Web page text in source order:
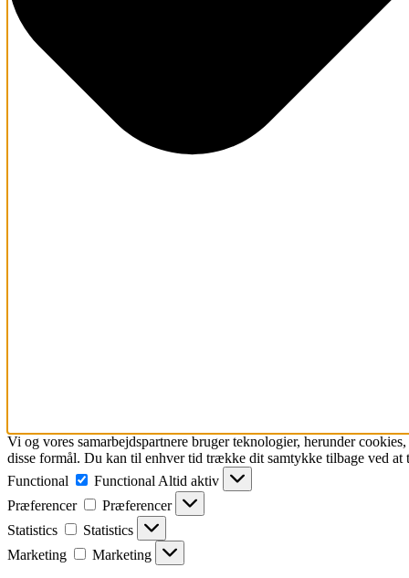
Vi og vores samarbejdspartnere bruger teknologier, herunder
disse formål. Du kan til enhver tid trække dit samtykke tilbage ved at
Functional
Functional Altid aktiv
Præferencer
Præferencer
Statistics
Statistics
Marketing
Marketing